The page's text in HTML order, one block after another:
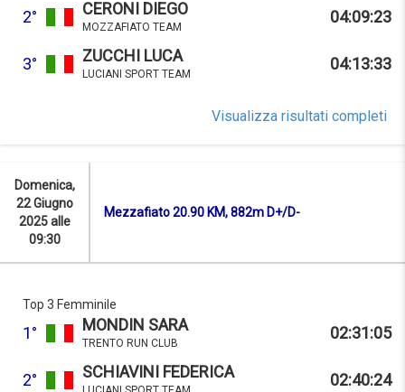
2° CERONI DIEGO
MOZZAFIATO TEAM
04:09:23
3° ZUCCHI LUCA
LUCIANI SPORT TEAM
04:13:33
Visualizza risultati completi
Domenica,
22 Giugno
2025 alle
09:30
Mezzafiato 20.90 KM, 882m D+/D-
Top 3 Femminile
1° MONDIN SARA
TRENTO RUN CLUB
02:31:05
2° SCHIAVINI FEDERICA 02:40:24